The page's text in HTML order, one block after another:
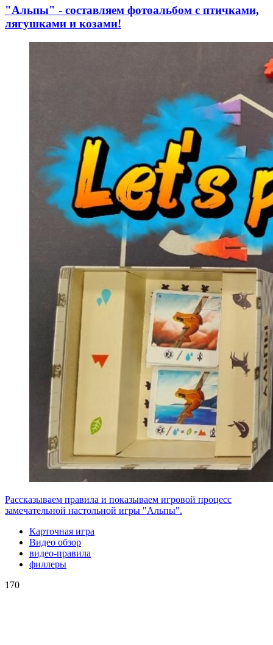
"Альпы" - составляем фотоальбом с птичками,
лягушками и козами!
Рассказываем правила и показываем игровой процесс
замечательной настольной игры "Альпы".
Карточная игра
Видео обзор
видео-правила
филлеры
170